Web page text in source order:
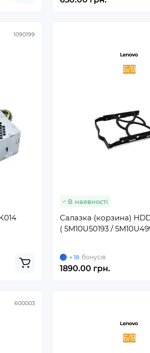
1090199
Б/В
В наявності
Салазка (корзина)
( 5M10U50193 /
+ 18 бонусів
1890.00 грн.
600003
Б/В